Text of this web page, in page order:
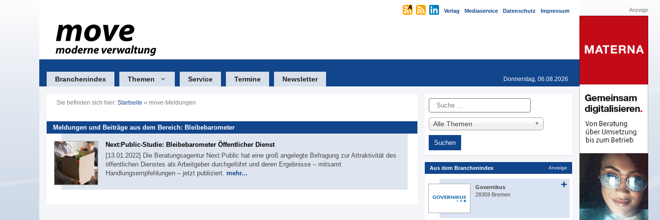
Verlag Mediaservice Datenschutz Impressum
Branchenindex Themen Service Termine Newsletter Donnerstag, 06.08.2026
Sie befinden sich hier: Startseite » move-Meldungen
Meldungen und Beiträge aus dem Bereich: Bleibebarometer
Next:Public-Studie: Bleibebarometer Öffentlicher Dienst
[13.01.2022] Die Beratungsagentur Next:Public hat eine groß angelegte Befragung zur Attraktivität des
öffentlichen Dienstes als Arbeitgeber durchgeführt und deren Ergebnisse – mitsamt
Handlungsempfehlungen – jetzt publiziert. mehr...
Suche
Alle Themen
Aus dem Branchenindex Anzeige
Governikus
28359 Bremen
Anzeige